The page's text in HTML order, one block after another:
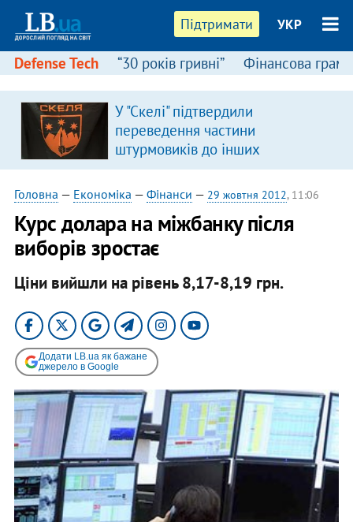
Підтримати УКР
Defense Tech “30 років гривні” Фінансова
У "Скелі" підтвердили
переведення частини
штурмовиків до інших
підрозділів
Головна — Економіка — Фінанси — 29 жовтня 2012, 11:06
Курс долара на міжбанку після
виборів зростає
Ціни вийшли на рівень 8,17-8,19 грн.
Додати LB.ua як бажане
джерело в Google